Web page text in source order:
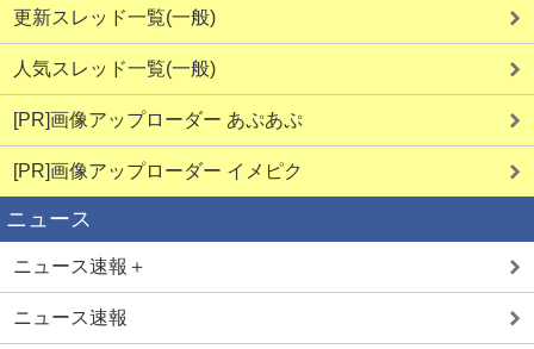
更新スレッド一覧(一般)
人気スレッド一覧(一般)
[PR]画像アップローダー あぷあぷ
[PR]画像アップローダー イメピク
ニュース
ニュース速報＋
ニュース速報